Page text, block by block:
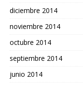
diciembre 2014
noviembre 2014
octubre 2014
septiembre 2014
junio 2014